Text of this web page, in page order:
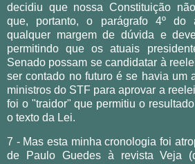
decidiu que nossa Constituição
que, portanto, o parágrafo 4º do
qualquer margem de dúvida e
permitindo que os atuais
Senado possam se candidatar à
ser contado no futuro é se havia um
ministros do STF para aprovar a
foi o "traidor" que permitiu o
o texto da Lei.
7 - Mas esta minha cronologia foi
de Paulo Guedes à revista Veja